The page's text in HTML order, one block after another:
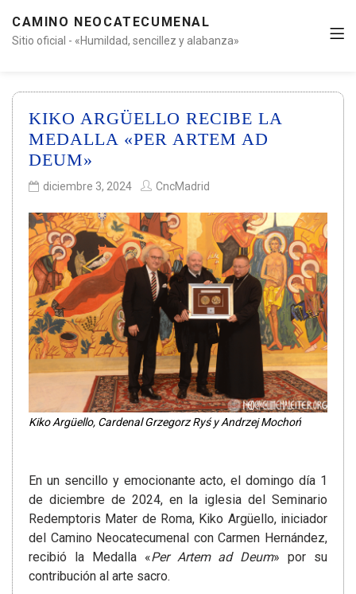
CAMINO NEOCATECUMENAL
Sitio oficial - «Humildad, sencillez y alabanza»
KIKO ARGÜELLO RECIBE LA
MEDALLA «PER ARTEM AD
DEUM»
diciembre 3, 2024 CncMadrid
Kiko Argüello, Cardenal Grzegorz Ryś y Andrzej Mochoń
En un sencillo y emocionante acto, el domingo día 1
de diciembre de 2024, en la iglesia del Seminario
Redemptoris Mater de Roma, Kiko Argüello, iniciador
del Camino Neocatecumenal con Carmen Hernández,
recibió la Medalla «Per Artem ad Deum» por su
contribución al arte sacro.